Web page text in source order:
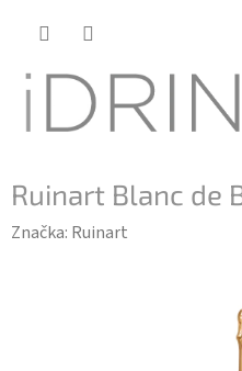
Ruinart Blanc de
Značka: Ruinart